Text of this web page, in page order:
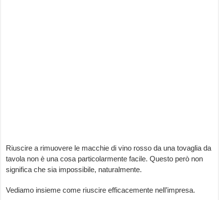
Riuscire a rimuovere le macchie di vino rosso da una tovaglia da
tavola non è una cosa particolarmente facile. Questo però non
significa che sia impossibile, naturalmente.
Vediamo insieme come riuscire efficacemente nell’impresa.